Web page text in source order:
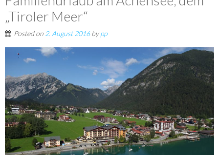
„Tiroler Meer“
Posted on 2. August 2016bypp